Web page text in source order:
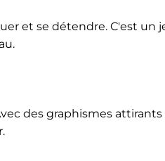
et se détendre. C'est un
des graphismes